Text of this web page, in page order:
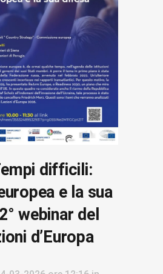
difficili:
e la sua
webinar del
d’Europa